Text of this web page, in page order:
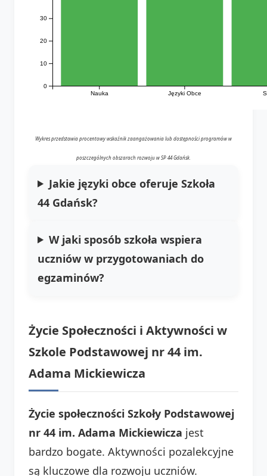
Nauka Języki Obce
0
10
20
30
Wykres przedstawia procentowy wskaźnik zaangażowania lub dostępności programów w
poszczególnych obszarach rozwoju w SP 44 Gdańsk.
Jakie języki obce oferuje Szkoła
44 Gdańsk?
W jaki sposób szkoła wspiera
uczniów w przygotowaniach do
egzaminów?
Życie Społeczności i Aktywności w
Szkole Podstawowej nr 44 im.
Adama Mickiewicza
Życie społeczności Szkoły Podstawowej
nr 44 im. Adama Mickiewicza jest
bardzo bogate. Aktywności pozalekcyjne
są kluczowe dla rozwoju uczniów.